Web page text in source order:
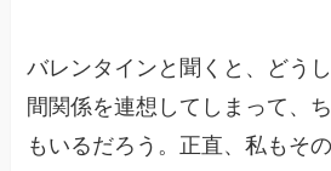
バレンタインと聞くと、どう
間関係を連想してしまって、
もいるだろう。正直、私もそ